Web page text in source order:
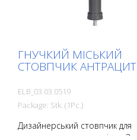
ГНУЧКИЙ МІСЬКИЙ
СТОВПЧИК АНТРАЦИТ
ELB_03.03.0519
Package: Stk. (1Pc.)
Дизайнерський стовпчик для
центральних частин міста. З